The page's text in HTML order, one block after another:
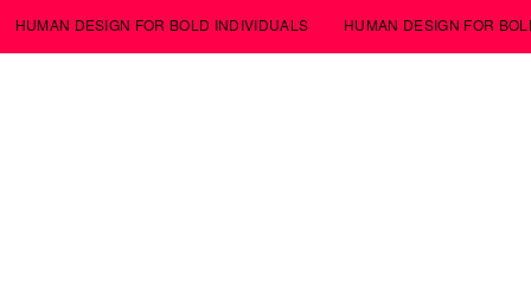
HUMAN DESIGN FOR BOLD INDIVIDUALS HUMAN DESIGN FOR